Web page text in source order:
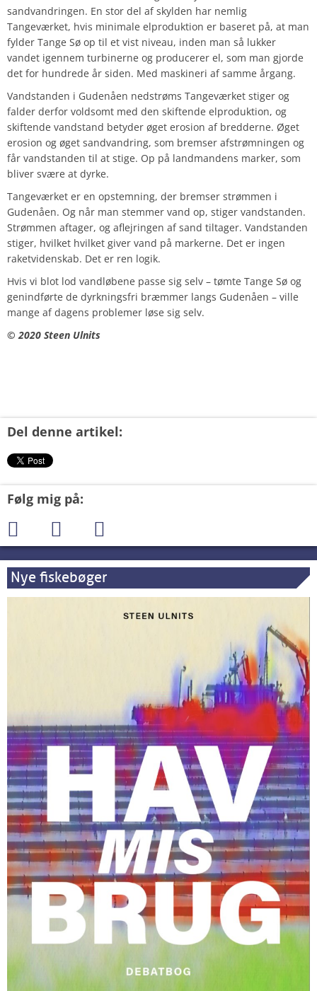
sandvandringen. En stor del af skylden har nemlig
Tangeværket, hvis minimale elproduktion er baseret på, at man
fylder Tange Sø op til et vist niveau, inden man så lukker
vandet igennem turbinerne og producerer el, som man gjorde
det for hundrede år siden. Med maskineri af samme årgang.
Vandstanden i Gudenåen nedstrøms Tangeværket stiger og
falder derfor voldsomt med den skiftende elproduktion, og
skiftende vandstand betyder øget erosion af bredderne. Øget
erosion og øget sandvandring, som bremser afstrømningen og
får vandstanden til at stige. Op på landmandens marker, som
bliver svære at dyrke.
Tangeværket er en opstemning, der bremser strømmen i
Gudenåen. Og når man stemmer vand op, stiger vandstanden.
Strømmen aftager, og aflejringen af sand tiltager. Vandstanden
stiger, hvilket hvilket giver vand på markerne. Det er ingen
raketvidenskab. Det er ren logik.
Hvis vi blot lod vandløbene passe sig selv – tømte Tange Sø og
genindførte de dyrkningsfri bræmmer langs Gudenåen – ville
mange af dagens problemer løse sig selv.
© 2020 Steen Ulnits
Del denne artikel:
Følg mig på:
Nye fiskebøger